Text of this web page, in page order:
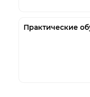
Практические